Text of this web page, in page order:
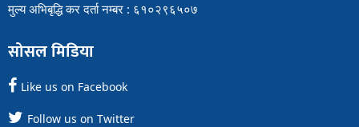
मुल्य अभिबृद्धि कर दर्ता नम्बर : ६१०२९६५०७
सोसल मिडिया
Like us on Facebook
Follow us on Twitter